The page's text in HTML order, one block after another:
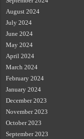
August 2024
July 2024
June 2024
May 2024
April 2024
March 2024
February 2024
January 2024
December 2023
November 2023
October 2023
September 2023